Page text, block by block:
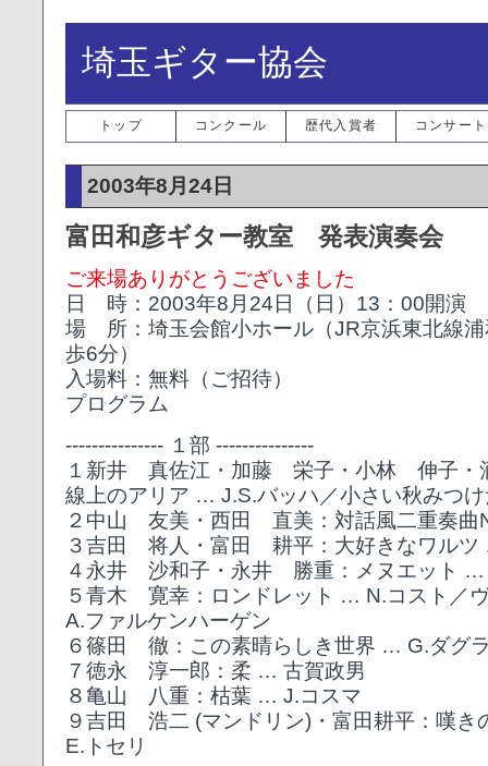
埼玉ギター協会
トップ コンクール 歴代入賞者 コンサート
2003年8月24日
富田和彦ギター教室 発表演奏会
ご来場ありがとうございました
日 時：2003年8月24日（日）13：00開演
場 所：埼玉会館小ホール（JR京浜東北線浦
歩6分）
入場料：無料（ご招待）
プログラム
--------------- １部 ---------------
１新井 真佐江・加藤 栄子・小林 伸子・
線上のアリア … J.S.バッハ／小さい秋みつ
２中山 友美・西田 直美：対話風二重奏曲
３吉田 将人・富田 耕平：大好きなワルツ
４永井 沙和子・永井 勝重：メヌエット …
５青木 寛幸：ロンドレット … N.コスト／
A.ファルケンハーゲン
６篠田 徹：この素晴らしき世界 … G.ダグ
７徳永 淳一郎：柔 … 古賀政男
８亀山 八重：枯葉 … J.コスマ
９吉田 浩二 (マンドリン)・富田耕平：嘆
E.トセリ